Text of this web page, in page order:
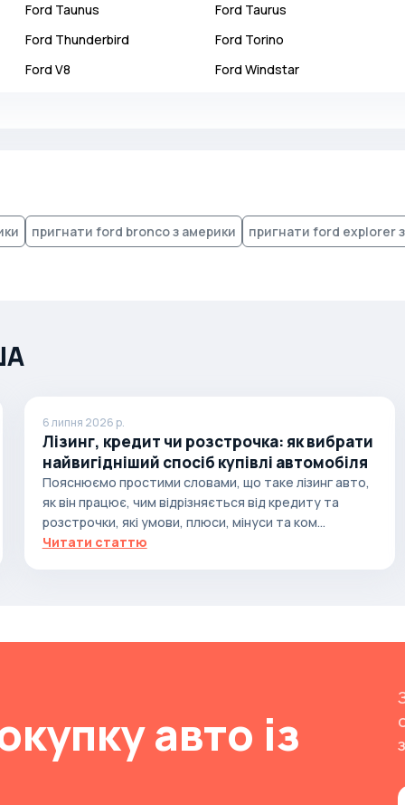
Ford Taunus Ford Taurus
Ford Thunderbird Ford Torino
Ford V8 Ford Windstar
пригнати ford bronco з америки пригнати ford explorer
6 липня 2026 р.
Лізинг, кредит чи розстрочка: як вибрати
найвигідніший спосіб купівлі автомобіля
Пояснюємо простими словами, що таке лізинг авто,
як він працює, чим відрізняється від кредиту та
розстрочки, які умови, плюси, мінуси та ком...
Читати статтю
авто із